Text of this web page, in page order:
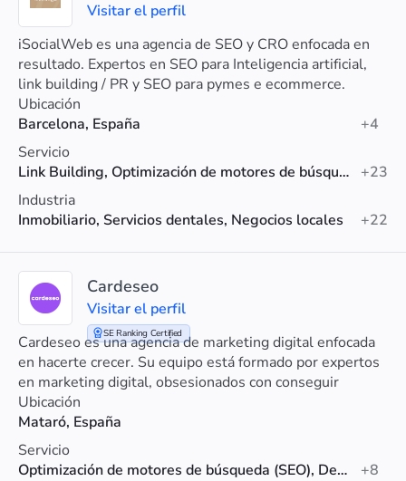
Visitar el perfil
iSocialWeb es una agencia de SEO y CRO enfocada en
resultado. Expertos en SEO para Inteligencia artificial,
link building / PR y SEO para pymes e ecommerce.
Ubicación
Barcelona, España
+4
Servicio
Link Building, Optimización de motores de búsqueda (SEO), SEO para Shopify
+23
Industria
Inmobiliario, Servicios dentales, Negocios locales
+22
SE Ranking Certified
Cardeseo
Visitar el perfil
Cardeseo es una agencia de marketing digital enfocada
en hacerte crecer. Su equipo está formado por expertos
en marketing digital, obsesionados con conseguir
resultados para sus clientes
Ubicación
Mataró, España
Servicio
Optimización de motores de búsqueda (SEO), Desarrollo web, Marketing en redes sociales
+8